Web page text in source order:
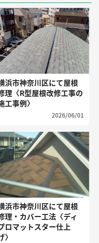
浜市神奈川区にて屋根
理〈R型屋根改修工事の
工事例〉
2026/06/01
浜市神奈川区にて屋根
理・カバー工法〈ディ
ロマットスター仕上
〉